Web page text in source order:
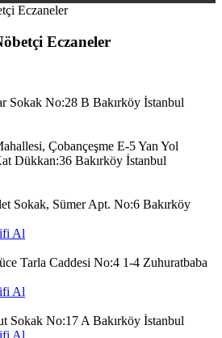
Eczaneler
Sokak No:28 B Bakırköy İstanbul
Çobançeşme E-5 Yan Yol
Dükkan:36 Bakırköy İstanbul
Sokak, Sümer Apt. No:6 Bakırköy
Al
Tarla Caddesi No:4 1-4 Zuhuratbaba
Al
Sokak No:17 A Bakırköy İstanbul